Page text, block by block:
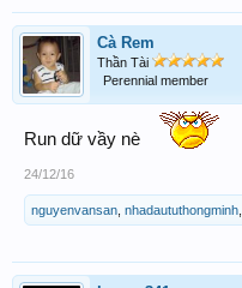
Cà Rem
Thần Tài
Perennial member
Run dữ vầy nè
24/12/16
nguyenvansan nhadaututhongminh